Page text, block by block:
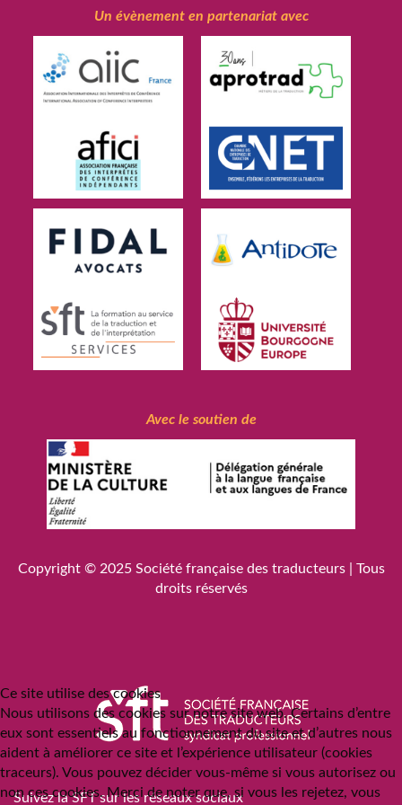
Un évènement en partenariat avec
Avec le soutien de
Copyright © 2025 Société française des traducteurs| Tous
droits réservés
Suivez la SFT sur les réseaux sociaux
Ce site utilise des cookies
Nous utilisons des cookies sur notre site web. Certains d’entre
eux sont essentiels au fonctionnement du site et d’autres nous
aident à améliorer ce site et l’expérience utilisateur (cookies
traceurs). Vous pouvez décider vous-même si vous autorisez ou
non ces cookies. Merci de noter que, si vous les rejetez, vous